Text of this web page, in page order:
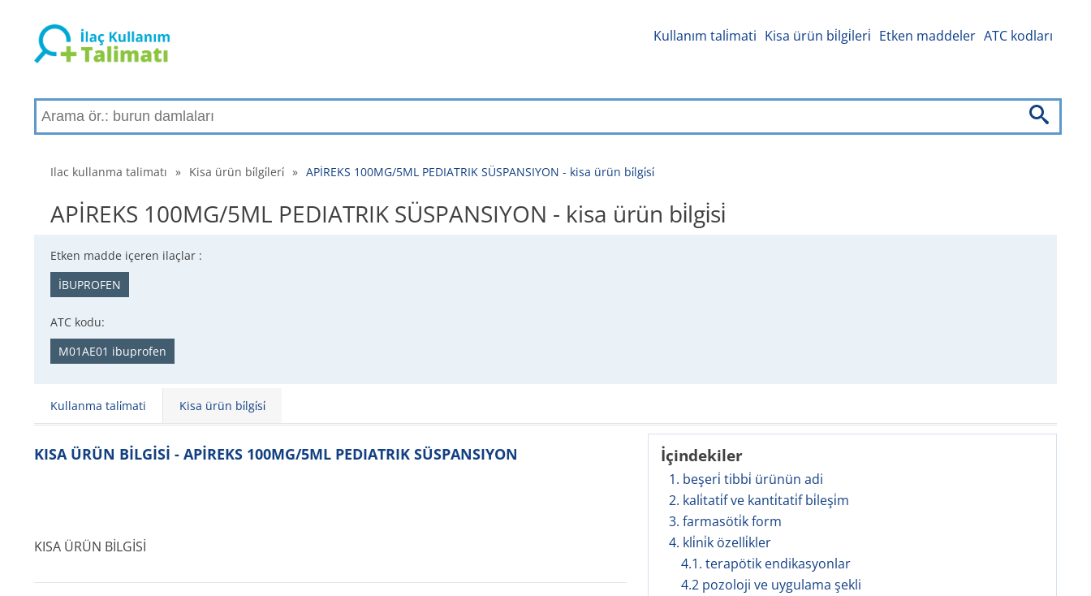
Kullanım tali̇mati Kisa ürün bi̇lgi̇leri̇ Etken maddeler ATC kodları
Ilac kullanma talimatı » Kisa ürün bi̇lgi̇leri̇ » APİREKS 100MG/5ML PEDIATRIK SÜSPANSIYON - kisa ürün bi̇lgi̇si̇
APİREKS 100MG/5ML PEDIATRIK SÜSPANSIYON - kisa ürün bi̇lgi̇si̇
Etken madde içeren ilaçlar :
İBUPROFEN
ATC kodu:
M01AE01 ibuprofen
Kullanma tali̇mati Kisa ürün bi̇lgi̇si̇
İçindekiler
1. beşeri̇ tibbi̇ ürünün adi
2. kali̇tati̇f ve kanti̇tati̇f bi̇leşi̇m
3. farmasöti̇k form
4. kli̇ni̇k özelli̇kler
4.1. terapötik endikasyonlar
4.2 pozoloji ve uygulama şekli
KISA ÜRÜN BİLGİSİ - APİREKS 100MG/5ML PEDIATRIK SÜSPANSIYON
KISA ÜRÜN BİLGİSİ